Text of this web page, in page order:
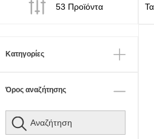
53 Προϊόντα
Κατηγορίες
Όρος αναζήτησης